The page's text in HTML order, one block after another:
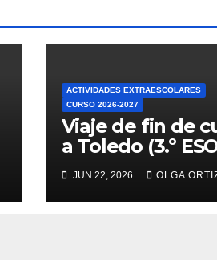
ACTIVIDADES EXTRAESCOLARES
CURSO 2026-2027
Viaje de fin de
a Toledo (3.º
JUN 22, 2026 OLGA